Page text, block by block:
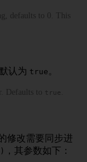
defaults to 0. This
认为 true 。
Defaults to true
修改需要同步进
，其参数如下：